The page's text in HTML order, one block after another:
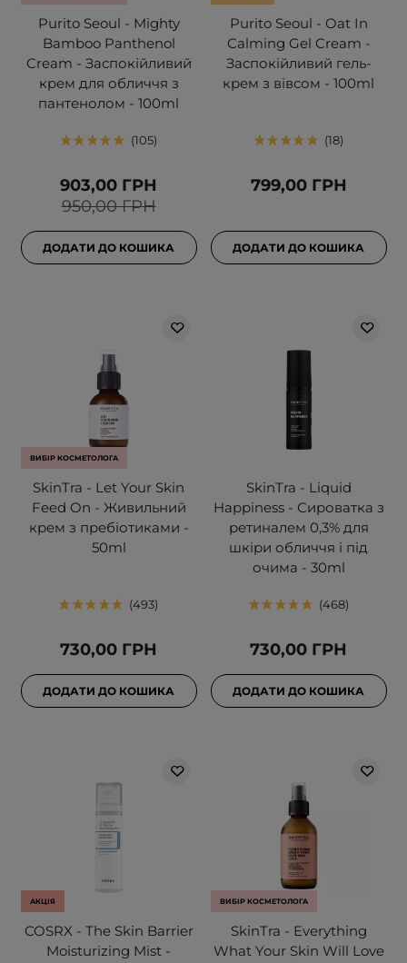
Purito Seoul - Mighty
Bamboo Panthenol
Cream - Заспокійливий
крем для обличчя з
пантенолом - 100ml
105
950,00 ГРН
903,00 ГРН
ДОДАТИ ДО КОШИКА
Purito Seoul - Oat In
Calming Gel Cream -
Заспокійливий гель-
крем з вівсом - 100ml
18
799,00 ГРН
ДОДАТИ ДО КОШИКА
ВИБІР КОСМЕТОЛОГА
SkinTra - Let Your Skin
Feed On - Живильний
крем з пребіотиками -
50ml
493
730,00 ГРН
ДОДАТИ ДО КОШИКА
SkinTra - Liquid
Happiness - Сироватка з
ретиналем 0,3% для
шкіри обличчя і під
очима - 30ml
468
730,00 ГРН
ДОДАТИ ДО КОШИКА
АКЦІЯ
COSRX - The Skin Barrier
Moisturizing Mist -
ВИБІР КОСМЕТОЛОГА
SkinTra - Everything
What Your Skin Will Love